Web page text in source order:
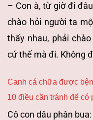
– Con à, từ giờ đi
chào hỏi người ta
thấy nhau, phải
cứ thế mà đi.
Canh cá chữa được
10 điều cần tránh để có
Cô con dâu phân